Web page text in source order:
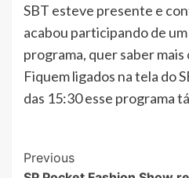
SBT esteve presente e
acabou participando de
programa, quer saber
Fiquem ligados na tela do
das 15:30 esse programa
Post
Previous